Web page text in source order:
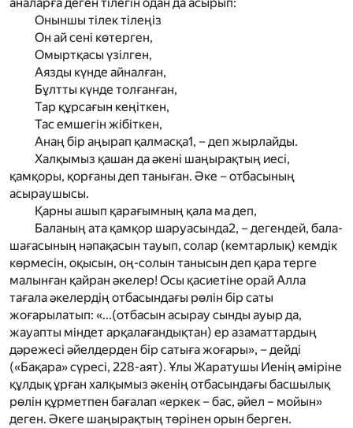
Оныншы тілек тілеңіз
Он ай сені көтерген,
Омыртқасы үзілген,
Аязды күнде айналған,
Бұлтты күнде толғанған,
Тар құрсағын кеңіткен,
Тас емшегін жібіткен,
Анаң бір аңырап қалмасқа1, – деп жырлайды.
Халқымыз қашан да әкені шаңырақтың иесі,
қамқоры, қорғаны деп таныған. Әке – отбасының
асыраушысы.
Қарны ашып қарағымның қала ма деп,
Баланың ата қамқор шаруасында2, – дегендей, бала-
шағасының нәпақасын тауып, солар (кемтарлық) кемдік
көрмесін, оқысын, оң-солын танысын деп қара терге
малынған қайран әкелер! Осы қасиетіне орай Алла
тағала әкелердің отбасындағы рөлін бір саты
жоғарылатып: «...(отбасын асырау сынды ауыр да,
жауапты міндет арқалағандықтан) ер азаматтардың
дәрежесі әйелдерден бір сатыға жоғары», – дейді
(«Бақара» сүресі, 228-аят). Ұлы Жаратушы Иенің әміріне
құлдық ұрған халқымыз әкенің отбасындағы басшылық
рөлін құрметпен бағалап «еркек – бас, әйел – мойын»
деген. Әкеге шаңырақтың төрінен орын берген.